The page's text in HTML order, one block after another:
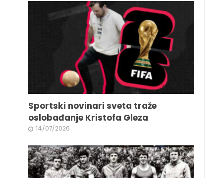
Sportski novinari sveta traže
oslobađanje Kristofa Gleza
14/07/2026